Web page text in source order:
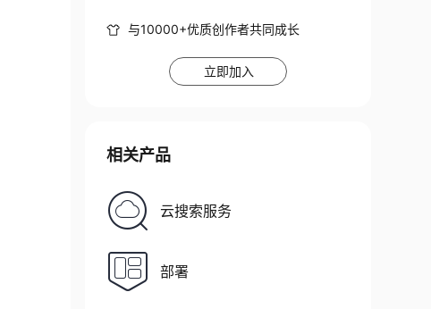
与10000+优质创作者共同成长
立即加入
相关产品
云搜索服务
部署